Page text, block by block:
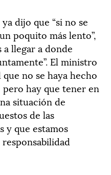
dijo que “si no se
poquito más lento”,
a llegar a donde
El ministro
no se haya hecho
hay que tener en
situación de
de las
y que estamos